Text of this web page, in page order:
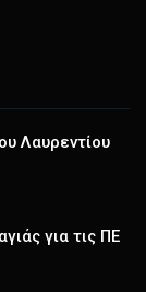
Λαυρεντίου
για τις ΠΕ